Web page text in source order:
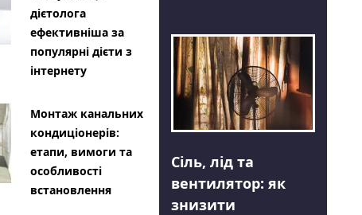
дієтолога
ефективніша за
популярні дієти з
інтернету
Монтаж канальних
кондиціонерів:
етапи, вимоги та
особливості
встановлення
Сіль, лід та
вентилятор: як
знизити